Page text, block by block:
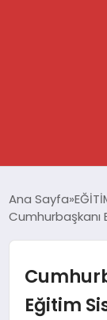
DÜNYA
EKONOMİ
Ana Sayfa
Cumhurbaşkanı
Eğitim